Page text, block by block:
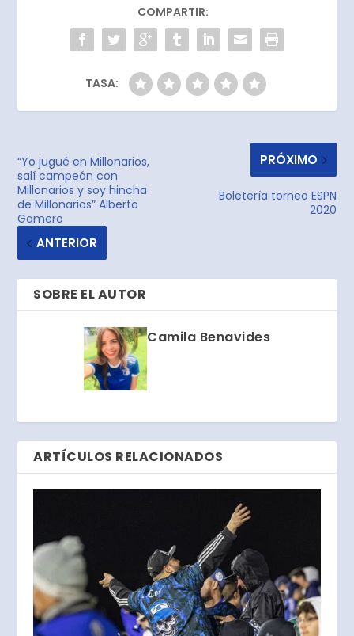
COMPARTIR:
TASA:
“Yo jugué en Millonarios,
salí campeón con
Millonarios y soy hincha
de Millonarios” Alberto
Gamero
ANTERIOR
PRÓXIMO
Boletería torneo ESPN
2020
SOBRE EL AUTOR
Camila Benavides
ARTÍCULOS RELACIONADOS